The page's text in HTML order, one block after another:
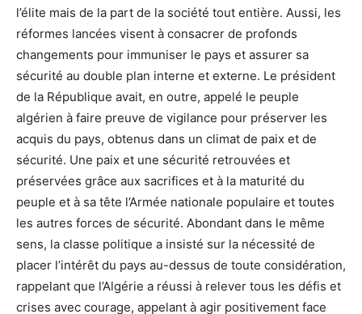
l’élite mais de la part de la société tout entière. Aussi, les
réformes lancées visent à consacrer de profonds
changements pour immuniser le pays et assurer sa
sécurité au double plan interne et externe. Le président
de la République avait, en outre, appelé le peuple
algérien à faire preuve de vigilance pour préserver les
acquis du pays, obtenus dans un climat de paix et de
sécurité. Une paix et une sécurité retrouvées et
préservées grâce aux sacrifices et à la maturité du
peuple et à sa tête l’Armée nationale populaire et toutes
les autres forces de sécurité. Abondant dans le même
sens, la classe politique a insisté sur la nécessité de
placer l’intérêt du pays au-dessus de toute considération,
rappelant que l’Algérie a réussi à relever tous les défis et
crises avec courage, appelant à agir positivement face